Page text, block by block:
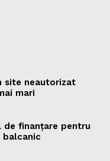
site neautorizat
mari
finanțare pentru
balcanic